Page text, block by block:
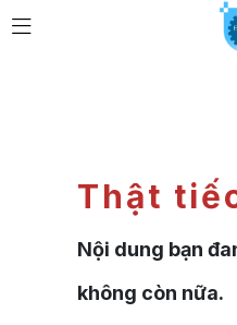
Thật
Nội dung bạn
không còn nữa.